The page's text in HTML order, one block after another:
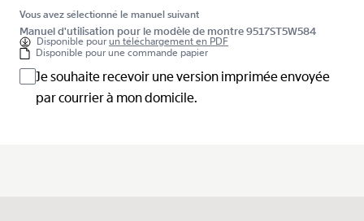
Vous avez sélectionné le manuel suivant
Manuel d'utilisation pour le modèle de montre 9517ST5W584
Disponible pourun téléchargement en PDF
Disponible pour une commande papier
Je souhaite recevoir une version imprimée envoyée
par courrier à mon domicile.